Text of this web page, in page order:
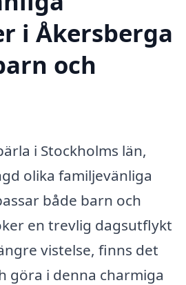
i Åkersberga
och
i Stockholms län,
olika familjevänliga
både barn och
en trevlig dagsutflykt
vistelse, finns det
göra i denna charmiga